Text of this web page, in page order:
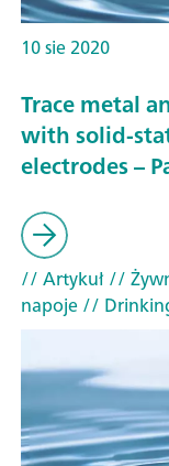
10 sie 2020
Trace metal
with solid-
electrodes –
// Artykuł//
napoje//